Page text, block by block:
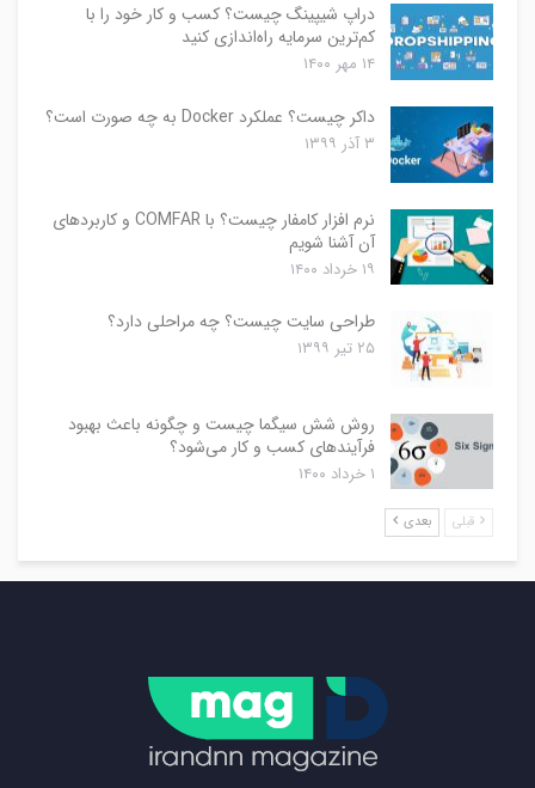
دراپ شیپینگ چیست؟ کسب و کار خود را با
کم‌ترین سرمایه راه‌اندازی کنید
۱۴ مهر ۱۴۰۰
داکر چیست؟ عملکرد Docker به چه صورت است؟
۳ آذر ۱۳۹۹
نرم افزار کامفار چیست؟ با COMFAR و کاربردهای
آن آشنا شویم
۱۹ خرداد ۱۴۰۰
طراحی سایت چیست؟ چه مراحلی دارد؟
۲۵ تیر ۱۳۹۹
روش شش سیگما چیست و چگونه باعث بهبود
فرآیندهای کسب و کار می‌شود؟
۱ خرداد ۱۴۰۰
قبلی بعدی